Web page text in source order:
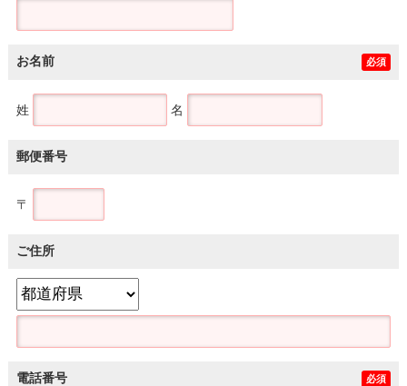
お名前 必須
姓 名
郵便番号
〒
ご住所
電話番号 必須